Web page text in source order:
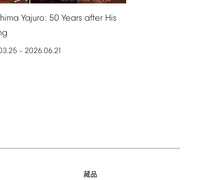
Yajuro: 50 Years after His
– 2026.06.21
藏品